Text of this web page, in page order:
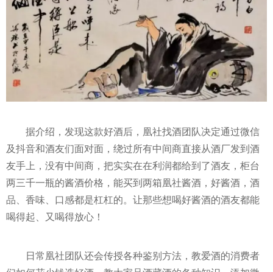
据介绍，发现这款好酒后，凰社找酒团队决定通过微信
及抖音和酒友们面对面，绕过所有中间商直接从酒厂发到酒
友手上，没有中间商，把实实在在利润都给到了酒友，柜台
两三千一瓶的酱酒价格，能买到两箱凰社酱酒，好酱酒，酒
品、香味、口感都是杠杠的。让那些想喝好酱酒的酒友都能
喝得起、又喝得放心！
日常凰社团队还会传授各种鉴别方法，教爱酒的消费者